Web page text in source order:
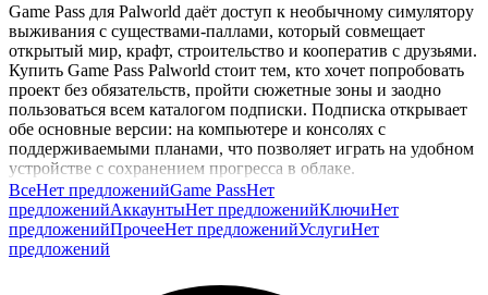
Game Pass для Palworld даёт доступ к необычному симулятору
выживания с существами-паллами, который совмещает
открытый мир, крафт, строительство и кооператив с друзьями.
Купить Game Pass Palworld стоит тем, кто хочет попробовать
проект без обязательств, пройти сюжетные зоны и заодно
пользоваться всем каталогом подписки. Подписка открывает
обе основные версии: на компьютере и консолях с
поддерживаемыми планами, что позволяет играть на удобном
устройстве с сохранением прогресса в облаке.
Для знакомства с жанром и оценкой игры перед покупкой
полного издания подписка подходит идеально. В каталоге
GG.Store варианты подписки Game Pass для Palworld собраны
в одной категории, что упрощает подбор нужного срока и
региона под ваши планы и удобный темп освоения игры.
ВсеНет предложенийGame PassНет
предложенийАккаунтыНет предложенийКлючиНет
предложенийПрочееНет предложенийУслугиНет
предложений